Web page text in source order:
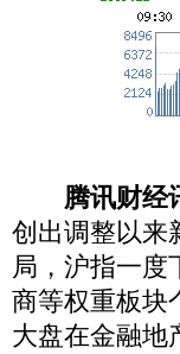
腾讯财经
创出调整以来
局，沪指一度
商等权重板块
大盘在金融地